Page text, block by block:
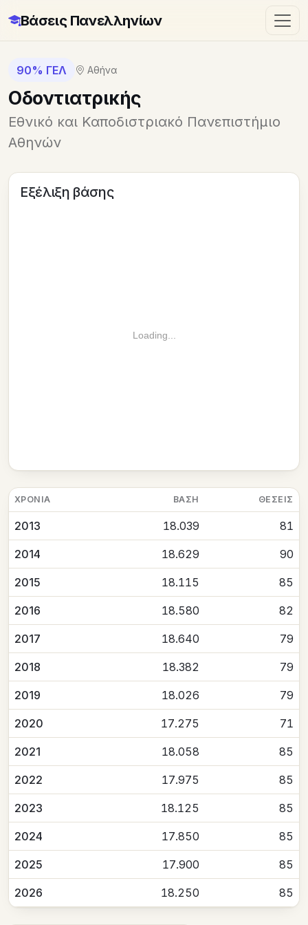
Βάσεις Πανελληνίων
90% ΓΕΛ Αθήνα
Οδοντιατρικής
Εθνικό και Καποδιστριακό Πανεπιστήμιο
Αθηνών
Εξέλιξη βάσης
Loading...
ΧΡΟΝΙΆ ΒΆΣΗ ΘΈΣΕΙΣ
2013 18.039 81
2014 18.629 90
2015 18.115 85
2016 18.580 82
2017 18.640 79
2018 18.382 79
2019 18.026 79
2020 17.275 71
2021 18.058 85
2022 17.975 85
2023 18.125 85
2024 17.850 85
2025 17.900 85
2026 18.250 85